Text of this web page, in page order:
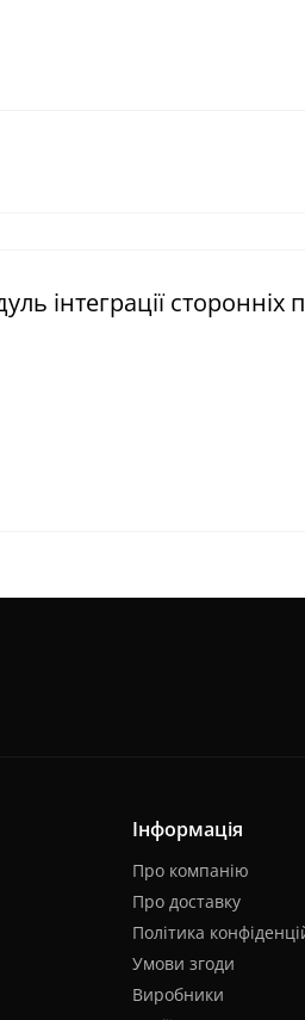
інтеграції сторонніх
Інформація
Про компанію
Про доставку
Політика
Умови згоди
Виробники